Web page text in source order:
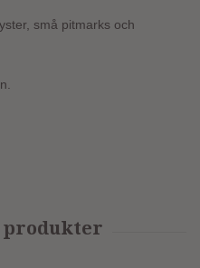
små pitmarks och